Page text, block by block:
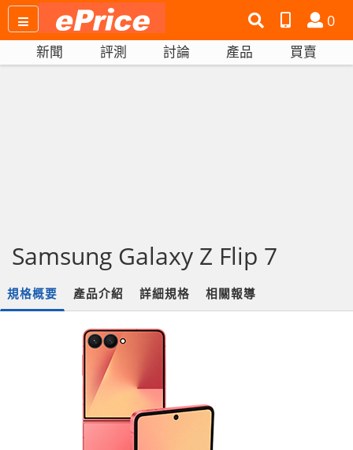
搜
尋
產
品
比
會
員
0
新聞 評測 討論 產品 買賣
Samsung Galaxy Z Flip 7
規格概要 產品介紹 詳細規格 相關報導